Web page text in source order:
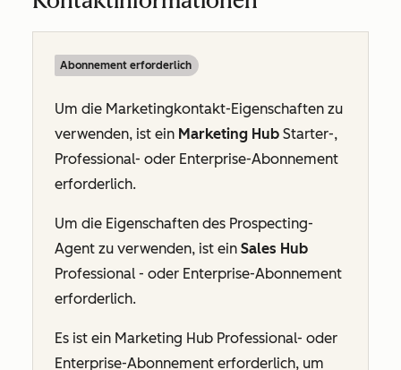
Abonnement erforderlich
Um die Marketingkontakt-Eigenschaften zu
verwenden, ist ein Marketing Hub Starter-,
Professional- oder Enterprise-Abonnement
erforderlich.
Um die Eigenschaften des Prospecting-
Agent zu verwenden, ist ein Sales Hub
Professional - oder Enterprise-Abonnement
erforderlich.
Es ist ein Marketing Hub Professional- oder
Enterprise-Abonnement erforderlich, um